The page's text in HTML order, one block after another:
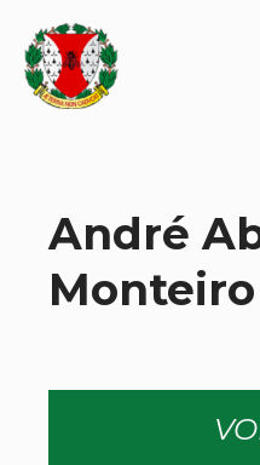
André